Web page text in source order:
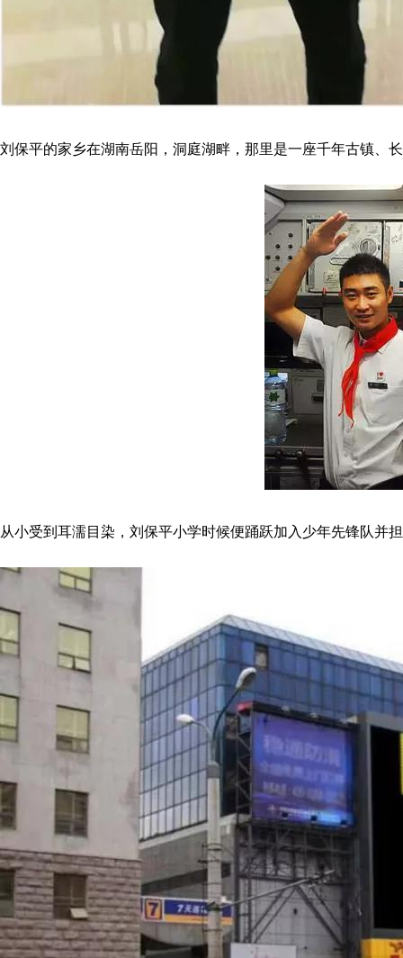
刘保平的家乡在湖南岳阳，洞庭湖畔，那里是一座千年古镇、
从小受到耳濡目染，刘保平小学时候便踊跃加入少年先锋队并